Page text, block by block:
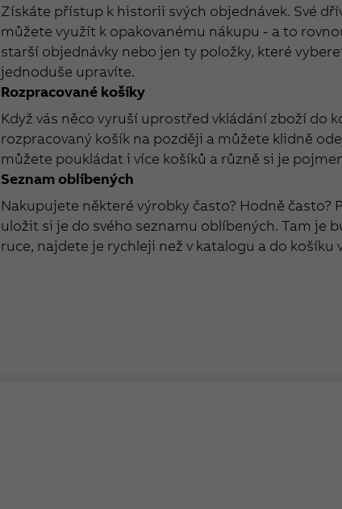
Získáte přístup k historii svých objednávek. Své
můžete využít k opakovanému nákupu - a to
starší objednávky nebo jen ty položky, které
jednoduše upravíte.
Rozpracované košíky
Když vás něco vyruší uprostřed vkládání zboží do
rozpracovaný košík na později a můžete klidně
můžete poukládat i více košíků a různě si je
Seznam oblíbených
Nakupujete některé výrobky často? Hodně často?
uložit si je do svého seznamu oblíbených. Tam je
ruce, najdete je rychleji než v katalogu a do košíku